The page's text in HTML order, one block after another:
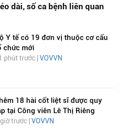
dài, số ca bệnh liên quan
Y tế có 19 đơn vị thuộc cơ cấu
chức mới
phút trước | VOVVN
18 hài cốt liệt sĩ được quy
tại Công viên Lê Thị Riêng
trước | VOVVN